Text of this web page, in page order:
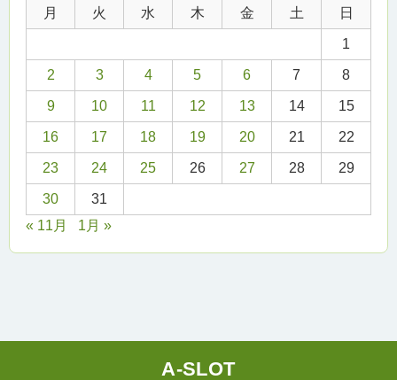
月 火 水 木 金 土 日
1
2 3 4 5 6 7 8
9 10 11 12 13 14 15
16 17 18 19 20 21 22
23 24 25 26 27 28 29
30
31
« 11月
1月 »